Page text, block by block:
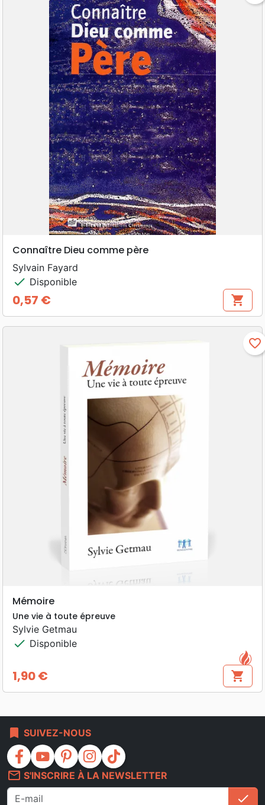
Connaître Dieu comme père
Sylvain Fayard
check Disponible
Prix
0,57 € shopping_cart
favorite_border
Mémoire
Une vie à toute épreuve
Sylvie Getmau
check Disponible
Prix
1,90 € shopping_cart
bookmark SUIVEZ-NOUS
facebook youtube pinterest instagram
tiktok
mail_outline S'INSCRIRE À LA NEWSLETTER
check